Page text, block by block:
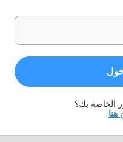
الخاصة بك؟
هنا